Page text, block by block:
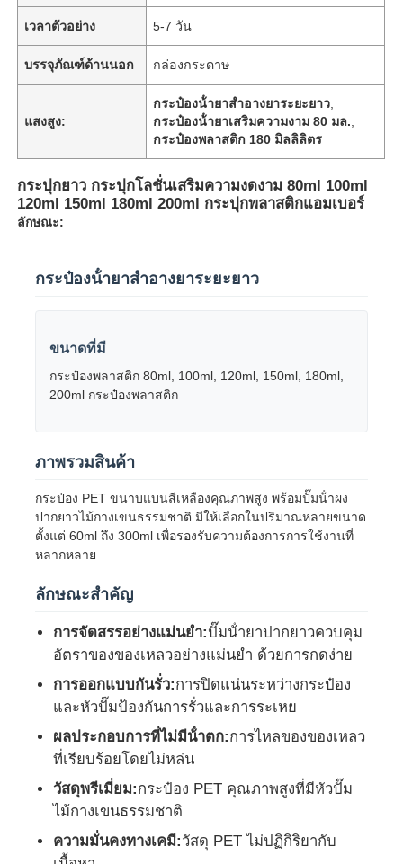
บ้าน
ผลิตภัณฑ์
เกี่ยวกับเรา
เวลาตัวอย่าง 5-7 วัน
บรรจุภัณฑ์ด้านนอก กล่องกระดาษ
แสงสูง:
กระป๋องน้ํายาสําอางยาระยะยาว
กระป๋องน้ํายาเสริมความงาม 80 มล.
กระป๋องพลาสติก 180 มิลลิลิตร
กระปุกยาว กระปุกโลชั่นเสริมความงดงาม 80ml 100ml
120ml 150ml 180ml 200ml กระปุกพลาสติกแอมเบอร์
ลักษณะ:
กระป๋องน้ํายาสําอางยาระยะยาว
ขนาดที่มี
กระป๋องพลาสติก 80ml, 100ml, 120ml, 150ml, 180ml,
200ml กระป๋องพลาสติก
ภาพรวมสินค้า
กระป๋อง PET ขนาบแบนสีเหลืองคุณภาพสูง พร้อมปั๊มน้ําผง
ปากยาวไม้กางเขนธรรมชาติ มีให้เลือกในปริมาณหลายขนาด
ตั้งแต่ 60ml ถึง 300ml เพื่อรองรับความต้องการการใช้งานที่
หลากหลาย
ลักษณะสําคัญ
การจัดสรรอย่างแม่นยํา:ปั๊มน้ํายาปากยาวควบคุม
อัตราของของเหลวอย่างแม่นยํา ด้วยการกดง่าย
การออกแบบกันรั่ว:การปิดแน่นระหว่างกระป๋อง
และหัวปั๊มป้องกันการรั่วและการระเหย
ผลประกอบการที่ไม่มีน้ําตก:การไหลของของเหลว
ที่เรียบร้อยโดยไม่หล่น
วัสดุพรีเมี่ยม:กระป๋อง PET คุณภาพสูงที่มีหัวปั๊ม
ไม้กางเขนธรรมชาติ
ความมั่นคงทางเคมี:วัสดุ PET ไม่ปฏิกิริยากับ